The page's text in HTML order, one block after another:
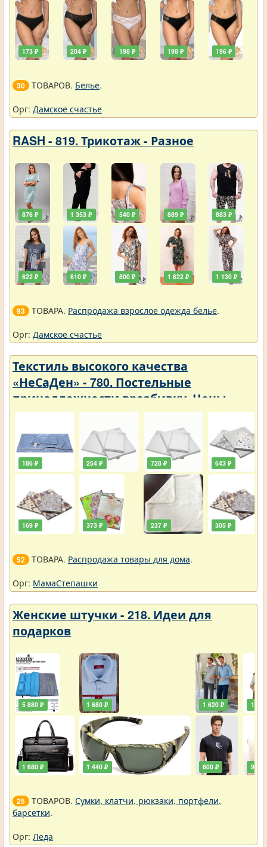
173 ₽ 204 ₽ 198 ₽ 198 ₽ 196 ₽
30 ТОВАРОВ. Белье.
Орг: Дамское счастье
RASH - 819. Трикотаж - Разное
876 ₽
622 ₽
1 353 ₽
610 ₽
540 ₽
800 ₽
889 ₽
1 822 ₽
883 ₽
1 130 ₽
93 ТОВАРА. Распродажа взрослое одежда белье.
Орг: Дамское счастье
Текстиль высокого качества
«НеСаДен» - 780. Постельные
принадлежности вразбивку. Цены
упали
186 ₽
169 ₽
254 ₽
373 ₽
728 ₽
237 ₽
643 ₽
305 ₽
52 ТОВАРА. Распродажа товары для дома.
Орг: МамаСтепашки
Женские штучки - 218. Идеи для
подарков
5 880 ₽
1 680 ₽
1 680 ₽
1 440 ₽
1 620 ₽
600 ₽
1
900 ₽
25 ТОВАРОВ. Сумки, клатчи, рюкзаки, портфели,
барсетки.
Орг: Леда